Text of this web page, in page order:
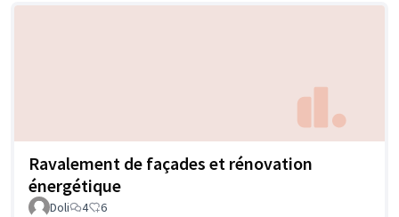
Ravalement de façades et rénovation
énergétique
Doli 4 6